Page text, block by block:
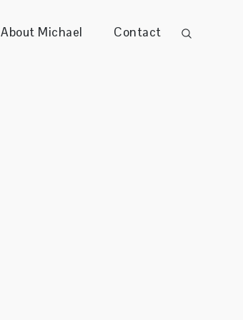
About Michael Contact